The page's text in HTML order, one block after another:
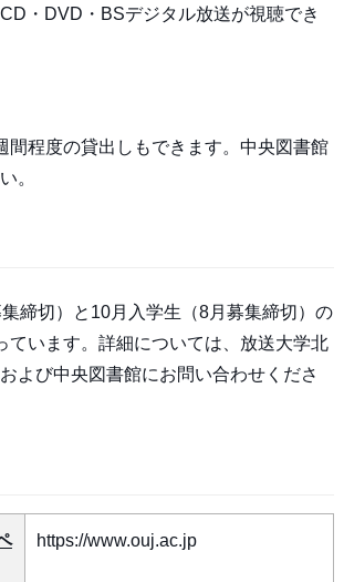
・DVD・BSデジタル放送が視聴でき
程度の貸出しもできます。中央図書館
。
締切）と10月入学生（8月募集締切）の
ています。詳細については、放送大学北
よび中央図書館にお問い合わせくださ
https://www.ouj.ac.jp